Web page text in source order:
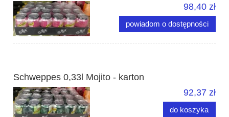
98,40 zł
powiadom o dostępności
Schweppes 0,33l Mojito - karton
92,37 zł
do koszyka